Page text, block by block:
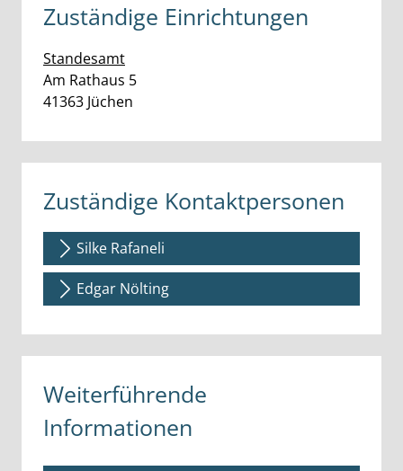
Zuständige Einrichtungen
Standesamt
Straße:
Am Rathaus Hausnummer:
5
PLZ:
41363 Ort:
Jüchen
Zuständige Kontaktpersonen
Silke Rafaneli
Edgar Nölting
Weiterführende
Informationen